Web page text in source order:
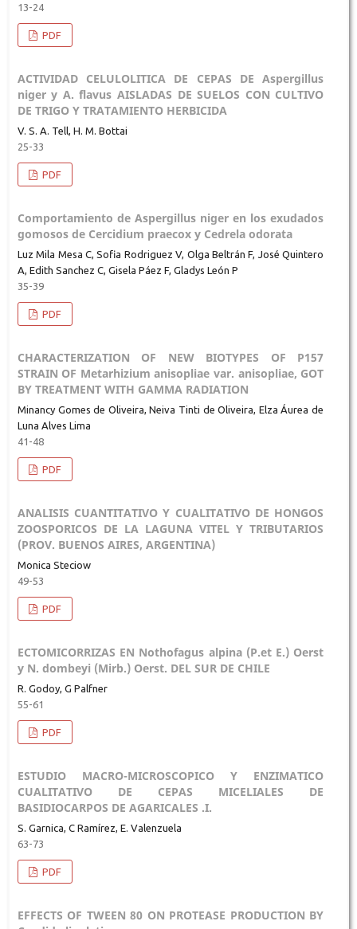
13-24
PDF
ACTIVIDAD CELULOLITICA DE CEPAS DE Aspergillus
niger y A. flavus AISLADAS DE SUELOS CON CULTIVO
DE TRIGO Y TRATAMIENTO HERBICIDA
V. S. A. Tell, H. M. Bottai
25-33
PDF
Comportamiento de Aspergillus niger en los exudados
gomosos de Cercidium praecox y Cedrela odorata
Luz Mila Mesa C, Sofia Rodriguez V, Olga Beltrán F, José Quintero
A, Edith Sanchez C, Gisela Páez F, Gladys León P
35-39
PDF
CHARACTERIZATION OF NEW BIOTYPES OF P157
STRAIN OF Metarhizium anisopliae var. anisopliae, GOT
BY TREATMENT WITH GAMMA RADIATION
Minancy Gomes de Oliveira, Neiva Tinti de Oliveira, Elza Áurea de
Luna Alves Lima
41-48
PDF
ANALISIS CUANTITATIVO Y CUALITATIVO DE HONGOS
ZOOSPORICOS DE LA LAGUNA VITEL Y TRIBUTARIOS
(PROV. BUENOS AIRES, ARGENTINA)
Monica Steciow
49-53
PDF
ECTOMICORRIZAS EN Nothofagus alpina (P.et E.) Oerst
y N. dombeyi (Mirb.) Oerst. DEL SUR DE CHILE
R. Godoy, G Palfner
55-61
PDF
ESTUDIO MACRO-MICROSCOPICO Y ENZIMATICO
CUALITATIVO DE CEPAS MICELIALES DE
BASIDIOCARPOS DE AGARICALES .I.
S. Garnica, C Ramírez, E. Valenzuela
63-73
PDF
EFFECTS OF TWEEN 80 ON PROTEASE PRODUCTION BY